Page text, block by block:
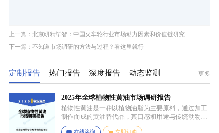
上一篇：北京研精毕智：中国火车轮行业市场动力因素和价值链研究
下一篇：不知道市场调研的方法与过程？看这里就行
定制报告 热门报告 深度报告 动态监测 更多
2025年全球植物性黄油市场调研报告
植物性黄油是一种以植物油脂为主要原料，通过加工
制作而成的黄油替代品，其口感和用途与传统动物黄
油较为相似，常见的有大豆油、菜籽油、椰子油、棕
在线咨询 立即订购